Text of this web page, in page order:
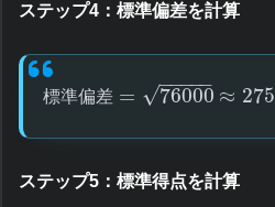
ステップ4：標準偏差を計算
標準偏差 = 76000
− −
−−−
√ ≈
ステップ5：標準得点を計算